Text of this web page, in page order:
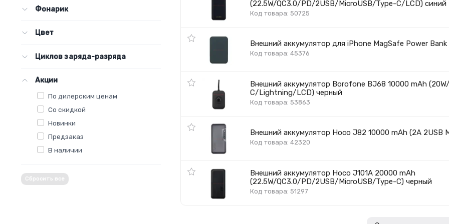
Фонарик
Цвет
Циклов заряда-разряда
Акции
По дилерским ценам
Со скидкой
Новинки
Предзаказ
В наличии
Сбросить все
(22.5W/QC3.0/PD/2USB/MicroUSB/Type-C/LCD) cиний
Код товара: 50725
Внешний аккумулятор для iPhone MagSafe Power
Код товара: 45376
Внешний аккумулятор Borofone BJ68 10000 mAh
C/Lightning/LCD) черный
Код товара: 53863
Внешний аккумулятор Hoco J82 10000 mAh (2A 2USB
Код товара: 42320
Внешний аккумулятор Hoco J101A 20000 mAh
(22.5W/QC3.0/PD/2USB/MicroUSB/Type-C) черный
Код товара: 51297